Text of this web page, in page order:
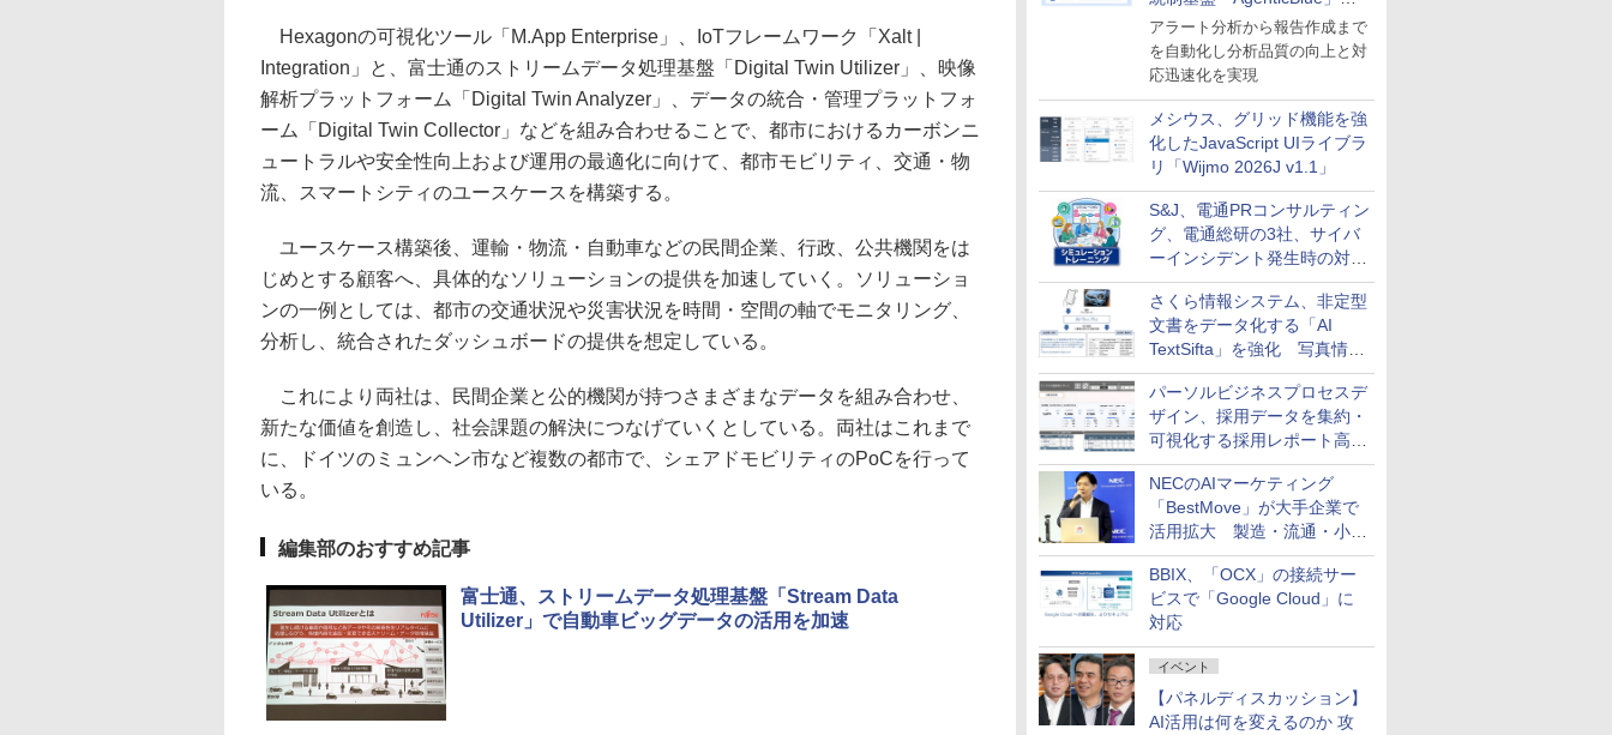
導入
アラート分析から報告作成まで
を自動化し分析品質の向上と対
応迅速化を実現
メシウス、グリッド機能を強
化したJavaScript UIライブラ
リ「Wijmo 2026J v1.1」
S&J、電通PRコンサルティン
グ、電通総研の3社、サイバ
ーインシデント発生時の対応
と危機管理広報を一体的に訓
練するプログラムを提供
さくら情報システム、非定型
文書をデータ化する「AI
TextSifta」を強化 写真情報
のデータ化などに対応
パーソルビジネスプロセスデ
ザイン、採用データを集約・
可視化する採用レポート高速
化サービスを提供
NECのAIマーケティング
「BestMove」が大手企業で
活用拡大 製造・流通・小売
企業・広告代理店などが実装
フェーズへ
BBIX、「OCX」の接続サー
ビスで「Google Cloud」に
対応
イベント
【パネルディスカッション】
AI活用は何を変えるのか 攻
Hexagonの可視化ツール「M.App Enterprise」、IoTフレームワーク「Xalt |
Integration」と、富士通のストリームデータ処理基盤「Digital Twin Utilizer」、映像
解析プラットフォーム「Digital Twin Analyzer」、データの統合・管理プラットフォ
ーム「Digital Twin Collector」などを組み合わせることで、都市におけるカーボンニ
ュートラルや安全性向上および運用の最適化に向けて、都市モビリティ、交通・物
流、スマートシティのユースケースを構築する。
ユースケース構築後、運輸・物流・自動車などの民間企業、行政、公共機関をは
じめとする顧客へ、具体的なソリューションの提供を加速していく。ソリューショ
ンの一例としては、都市の交通状況や災害状況を時間・空間の軸でモニタリング、
分析し、統合されたダッシュボードの提供を想定している。
これにより両社は、民間企業と公的機関が持つさまざまなデータを組み合わせ、
新たな価値を創造し、社会課題の解決につなげていくとしている。両社はこれまで
に、ドイツのミュンヘン市など複数の都市で、シェアドモビリティのPoCを行って
いる。
編集部のおすすめ記事
富士通、ストリームデータ処理基盤「Stream Data
Utilizer」で自動車ビッグデータの活用を加速